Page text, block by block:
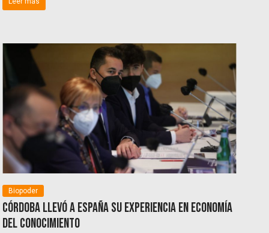
Biopoder
Córdoba llevó a España su experiencia en Economía
del Conocimiento